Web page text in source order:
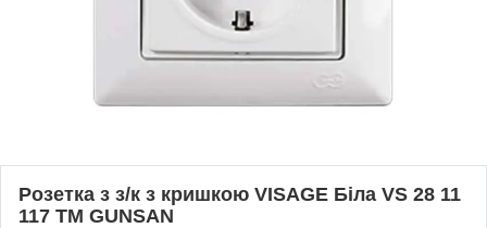
Розетка з з/к з кришкою VISAGE Біла VS 28 11
117 ТМ GUNSAN